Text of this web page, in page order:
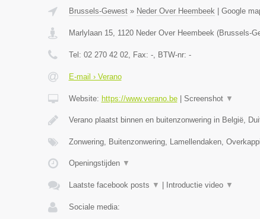
Brussels-Gewest» Neder Over Heembeek| Google
Marlylaan 15, 1120 Neder Over Heembeek(Brussels-
Tel: 02 270 42 02, Fax: -, BTW-nr: -
E-mail › Verano
Website: https://www.verano.be| Screenshot ▼
Verano plaatst binnen en buitenzonwering in België,
Zonwering, Buitenzonwering, Lamellendaken,
Openingstijden ▼
Laatste facebook posts ▼ Introductie video ▼
Sociale media: